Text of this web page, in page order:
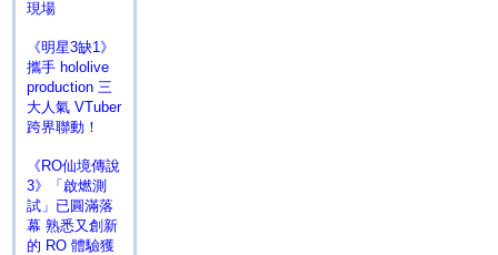
現場
《明星3缺1》
攜手 hololive
production 三
大人氣 VTuber
跨界聯動！
《RO仙境傳說
3》「啟燃測
試」已圓滿落
幕 熟悉又創新
的 RO 體驗獲